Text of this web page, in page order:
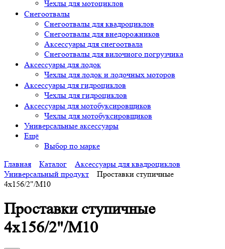
Чехлы для мотоциклов
Снегоотвалы
Снегоотвалы для квадроциклов
Снегоотвалы для внедорожников
Аксессуары для снегоотвала
Снегоотвалы для вилочного погрузчика
Аксессуары для лодок
Чехлы для лодок и лодочных моторов
Аксессуары для гидроциклов
Чехлы для гидроциклов
Аксессуары для мотобуксировщиков
Чехлы для мотобуксировщиков
Универсальные аксессуары
Ещё
Выбор по марке
Главная
Каталог
Аксессуары для квадроциклов
Универсальный продукт
Проставки ступичные
4х156/2"/M10
Проставки ступичные
4х156/2"/M10